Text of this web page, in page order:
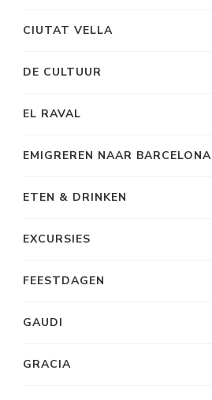
CIUTAT VELLA
DE CULTUUR
EL RAVAL
EMIGREREN NAAR BARCELONA
ETEN & DRINKEN
EXCURSIES
FEESTDAGEN
GAUDI
GRACIA